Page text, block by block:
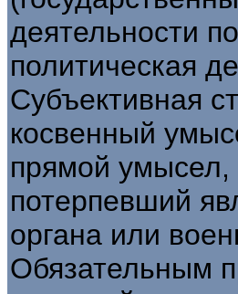
деятельности
политическая
Субъективная
косвенный
прямой умысел,
потерпевший
органа или
Обязательным